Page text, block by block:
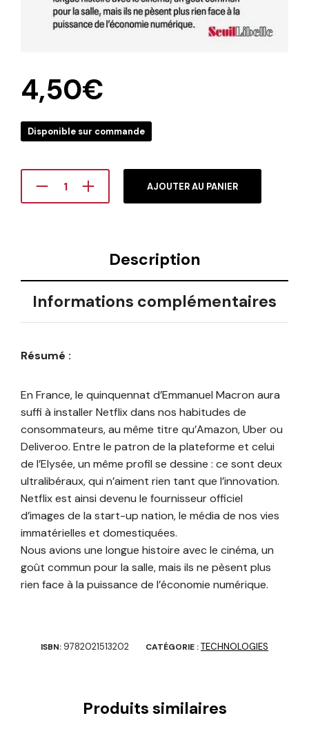
4,50€
Disponible sur commande
AJOUTER AU PANIER
Description
Informations complémentaires
Résumé :
En France, le quinquennat d’Emmanuel Macron aura
suffi à installer Netflix dans nos habitudes de
consommateurs, au même titre qu’Amazon, Uber ou
Deliveroo. Entre le patron de la plateforme et celui
de l’Elysée, un même profil se dessine : ce sont deux
ultralibéraux, qui n’aiment rien tant que l’innovation.
Netflix est ainsi devenu le fournisseur officiel
d’images de la start-up nation, le média de nos vies
immatérielles et domestiquées.
Nous avions une longue histoire avec le cinéma, un
goût commun pour la salle, mais ils ne pèsent plus
rien face à la puissance de l’économie numérique.
ISBN: 9782021513202 CATÉGORIE :TECHNOLOGIES
Produits similaires